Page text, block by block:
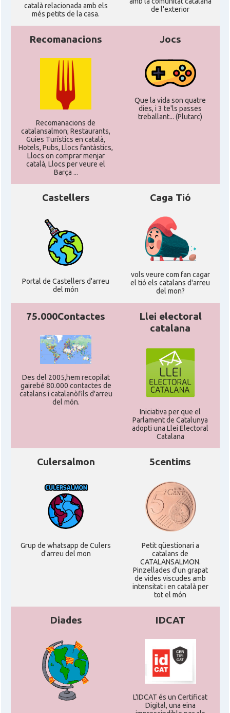
català relacionada amb els
més petits de la casa.
de l'exterior
Recomanacions
Recomanacions de
catalansalmon; Restaurants,
Guies Turístics en català,
Hotels, Pubs, Llocs fantàstics,
Llocs on comprar menjar
català, Llocs per veure el
Barça ...
Jocs
Que la vida son quatre
dies, i 3 te'ls passes
treballant... (Plutarc)
Castellers
Portal de Castellers d'arreu
del món
Caga Tió
vols veure com fan cagar
el tió els catalans d'arreu
del mon?
75.000Contactes
Des del 2005,hem recopilat
gairebé 80.000 contactes de
catalans i catalanòfils d'arreu
del món.
Llei electoral
catalana
Iniciativa per que el
Parlament de Catalunya
adopti una Llei Electoral
Catalana
Culersalmon
Grup de whatsapp de Culers
d'arreu del mon
5centims
Petit qüestionari a
catalans de
CATALANSALMON.
Pinzellades d'un grapat
de vides viscudes amb
intensitat i en català per
tot el món
Diades IDCAT
L'IDCAT és un Certificat
Digital, una eina